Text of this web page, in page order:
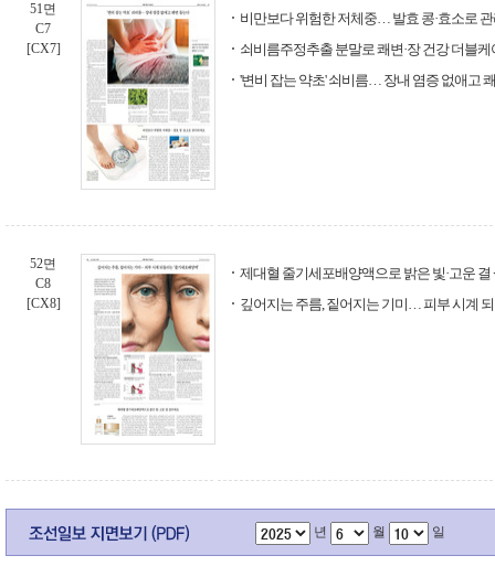
51면
C7
[CX7]
비만보다 위험한 저체중… 발효 콩·효소로
쇠비름주정추출 분말로 쾌변·장 건강 더블케
'변비 잡는 약초' 쇠비름… 장내 염증 없애고
52면
C8
[CX8]
제대혈 줄기세포배양액으로 밝은 빛·고운 결
깊어지는 주름, 짙어지는 기미… 피부 시계
년 월 일